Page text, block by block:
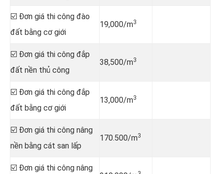
☑️ Đơn giá thi công đào
đất bằng cơ giới
19,000/m3
☑️ Đơn giá thi công đắp
đất nền thủ công
38,500/m3
☑️ Đơn giá thi công đắp
đất bằng cơ giới
13,000/m3
☑️ Đơn giá thi công nâng
nền bằng cát san lấp
170.500/m3
☑️ Đơn giá thi công nâng